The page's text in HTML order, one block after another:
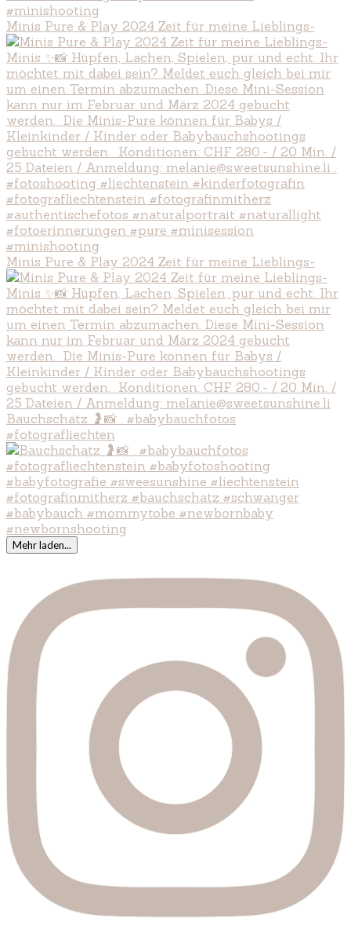
Minis Pure & Play 2024 Zeit für meine Lieblings-
Minis Pure & Play 2024 Zeit für meine Lieblings-
Bauchschatz 🤰📸 . #babybauchfotos
#fotografliechten
Mehr laden...